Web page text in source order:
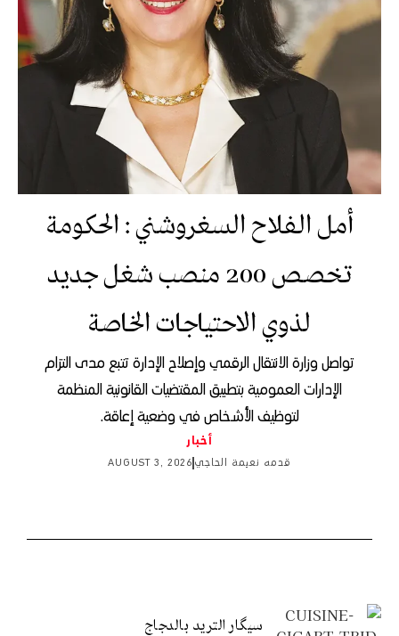
أمل الفلاح السغروشني : الحكومة
تخصص 200 منصب شغل جديد
لذوي الاحتياجات الخاصة
تواصل وزارة الانتقال الرقمي وإصلاح الإدارة تتبع مدى التزام
الإدارات العمومية بتطبيق المقتضيات القانونية المنظمة
لتوظيف الأشخاص في وضعية إعاقة.
أخبار
قدمه نعيمة الحاجي AUGUST 3, 2026
سيگار التريد بالدجاج